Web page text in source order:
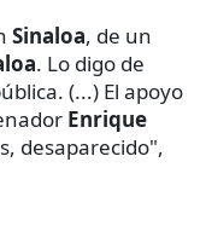
Sinaloa, de un
. Lo digo de
(...) El apoyo
Enrique
desaparecido",